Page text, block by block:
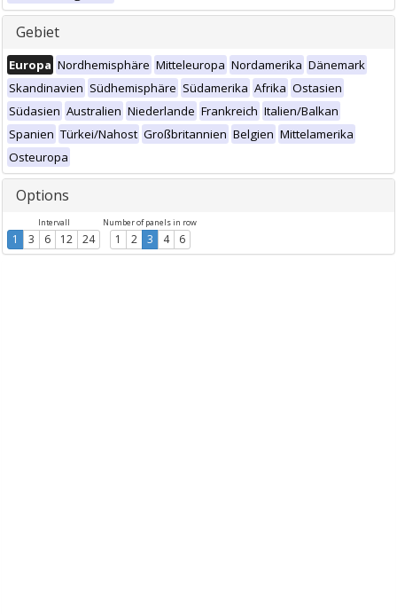
Gebiet
Europa Nordhemisphäre Mitteleuropa Nordamerika Dänemark
Skandinavien Südhemisphäre Südamerika Afrika Ostasien
Südasien Australien Niederlande Frankreich Italien/Balkan
Spanien Türkei/Nahost Großbritannien Belgien Mittelamerika
Osteuropa
Options
Intervall
1 3 6 12 24
Number of panels in row
1 2 3 4 6